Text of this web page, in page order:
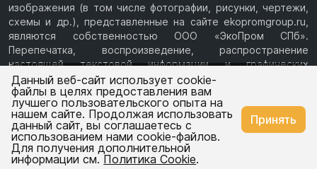
Емкости
для воды
Емкости
для
изображения (в том числе фотографии, рисунки, чертежи,
схемы и др.), представленные на сайте ekopromgroup.ru,
являются собственностью ООО «ЭкоПром СПб».
Перепечатка, воспроизведение, распространение
настоящей текстовой информации и графических
изображений с Сайта возможны только с письменного
разрешения ООО «ЭкоПром СПб» (ИНН 7814376069, ОГРН
1077847433730, Юридический адрес: 194044, г. Санкт-
Петербург, ул.Чугунная, д.14, литера М.) Информация на
сайте ekopromgroup.ru не является публичной офертой.
Ваш город — Москва
Изменить Да, всё верно
Данный веб-сайт использует cookie-
файлы в целях предоставления вам
лучшего пользовательского опыта на
нашем сайте. Продолжая использовать
данный сайт, вы соглашаетесь с
использованием нами cookie-файлов.
Для получения дополнительной
информации см. Политика Cookie.
Принять